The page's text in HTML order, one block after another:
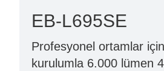
EB-L695SE
Profesyonel ortamlar
kurulumla 6.000 lümen